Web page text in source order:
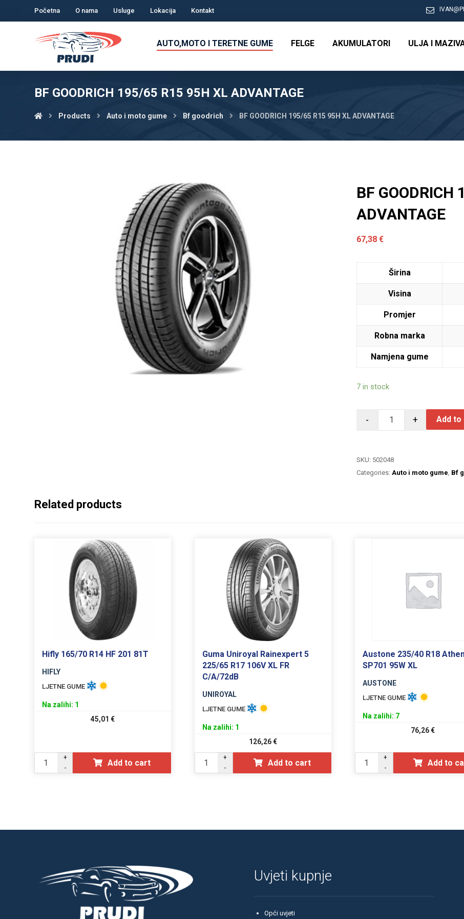
Početna O nama Usluge Lokacija Kontakt
AUTO,MOTO I TERETNE GUME FELGE AKUMULATORI ULJA I
BF GOODRICH 195/65 R15 95H XL ADVANTAGE
Products Auto i moto gume Bf goodrich BF GOODRICH 195/65 R15 95H XL ADVANTAGE
BF
ADVANTAGE
67,38€
Širina
Visina
Promjer
Robna marka
Namjena gume
7 in stock
- + Add to
SKU: 502048
Categories: Auto i moto gume Bf
Related products
Hifly 165/70 R14 HF 201 81T
HIFLY
LJETNE GUME
Na zalihi: 1
45,01€
+
-
Add to cart
Guma Uniroyal Rainexpert 5
225/65 R17 106V XL FR
C/A/72dB
UNIROYAL
LJETNE GUME
Na zalihi: 1
126,26€
+
-
Add to cart
Austone 235/40 R18
SP701 95W XL
AUSTONE
LJETNE GUME
Na zalihi: 7
76,26€
+
-
Add to
Uvjeti kupnje
Opći uvjeti